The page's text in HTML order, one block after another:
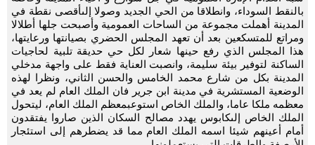
بالنقط السوداء، وانطلاقا من الحي الجديد وصولا إلىأقصى نقطة في
المدينة أهملت مجموعة من الساحات العمومية وأصبحت جلها أطلالا
ومراتع للمتسكعين بعد أن تعهد المجلس الحضري بصيانتها ورعايتها،
هذا المجلس الذي رفع حينها شعار لكل حي حديقة تلبية لحاجيات
الساكنة لتوفير بيئة سليمة، وانصبت العناية فقط على واجهة مدخلي
المدينة بكل من شارع محمد الخامس والحسن الثاني، ونظرا لهذه
الوضعية المستشرية في مدينة ابن جرير فان الملك العام لم يعد في
معظمه ملكا عاما، والملك الخاص استوعبمعظم الملك العام، ليتحول
الملك الخاص إلىكابوس يهدد مصالح السكان الذين صاروا يفتقدون
أمام أعينهم شيئا اسمه الملك العام مما قد يضطرهم إلى استئجار